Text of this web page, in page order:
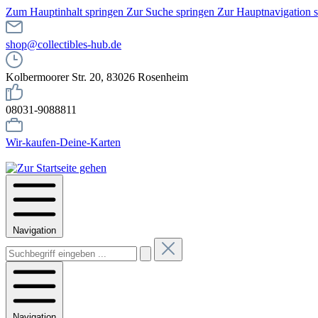
Zum Hauptinhalt springen Zur Suche springen Zur Hauptnavigation
shop@collectibles-hub.de
Kolbermoorer Str. 20, 83026 Rosenheim
08031-9088811
Wir-kaufen-Deine-Karten
Navigation